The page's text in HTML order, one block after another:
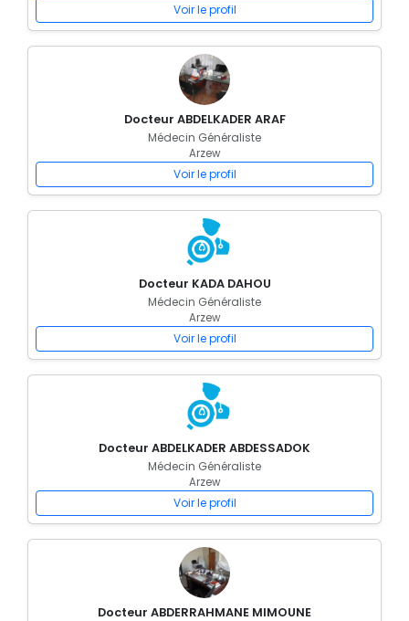
Voir le profil
Docteur ABDELKADER ARAF
Médecin Généraliste
Arzew
Voir le profil
Docteur KADA DAHOU
Médecin Généraliste
Arzew
Voir le profil
Docteur ABDELKADER ABDESSADOK
Médecin Généraliste
Arzew
Voir le profil
Docteur ABDERRAHMANE MIMOUNE